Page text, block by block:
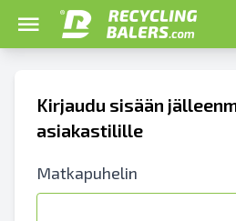
Kirjaudu sisään
asiakastilille
Matkapuhelin